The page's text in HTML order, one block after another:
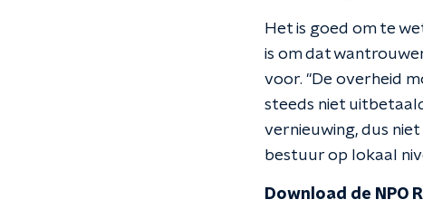
Het is goed om te
is om dat
voor. ''De overheid
steeds niet
vernieuwing, dus
bestuur op lokaal
Download de NPO